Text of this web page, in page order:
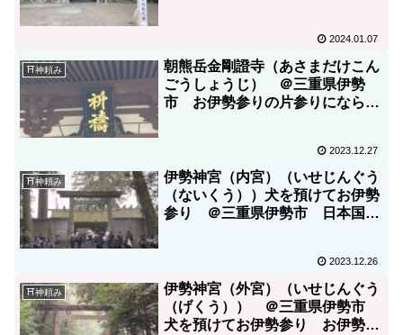
2024.01.07
⛩神頼み
朝熊岳金剛證寺（あさまだけこん
ごうしょうじ） ＠三重県伊勢
市 お伊勢参りの片参りにならな
2023.12.27
⛩神頼み
伊勢神宮（内宮）（いせじんぐう
（ないくう））犬を預けてお伊勢
参り ＠三重県伊勢市 日本国民
2023.12.26
⛩神頼み
伊勢神宮（外宮）（いせじんぐう
（げくう）） ＠三重県伊勢市
犬を預けてお伊勢参り お伊勢参